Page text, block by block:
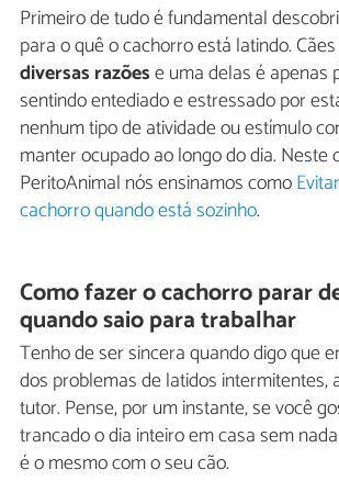
Primeiro de tudo é fundamental
para o quê o cachorro está latindo.
diversas razõese uma delas é apenas
sentindo entediado e estressado por
nenhum tipo de atividade ou estímulo
manter ocupado ao longo do dia. Neste
PeritoAnimal nós ensinamos como
cachorro quando está sozinho.
Como fazer o cachorro parar
quando saio para trabalhar
Tenho de ser sincera quando digo que
dos problemas de latidos intermitentes,
tutor. Pense, por um instante, se você
trancado o dia inteiro em casa sem
é o mesmo com o seu cão.